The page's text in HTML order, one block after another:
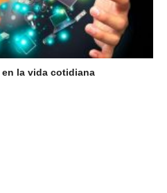
la vida cotidiana